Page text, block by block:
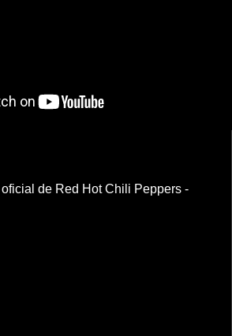
de Red Hot Chili Peppers -